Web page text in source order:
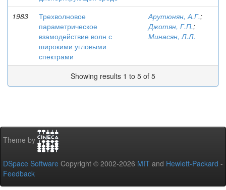
1983
Трехволновое
параметрическое
взамодействие волн с
широкими угловыми
спектрами
Арутюнян, А.Г.;
Джотян, Г.П.;
Минасян, Л.Л.
Showing results 1 to 5 of 5
Theme by
DSpace Software Copyright © 2002-2026 MIT and Hewlett-Packard -
Feedback